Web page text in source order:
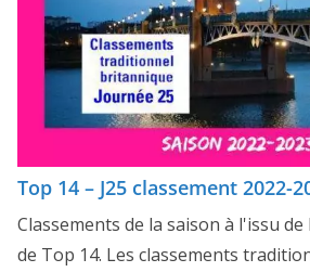
Top 14 – J25 classement 2022-
Classements de la saison à l'issu
de Top 14. Les classements